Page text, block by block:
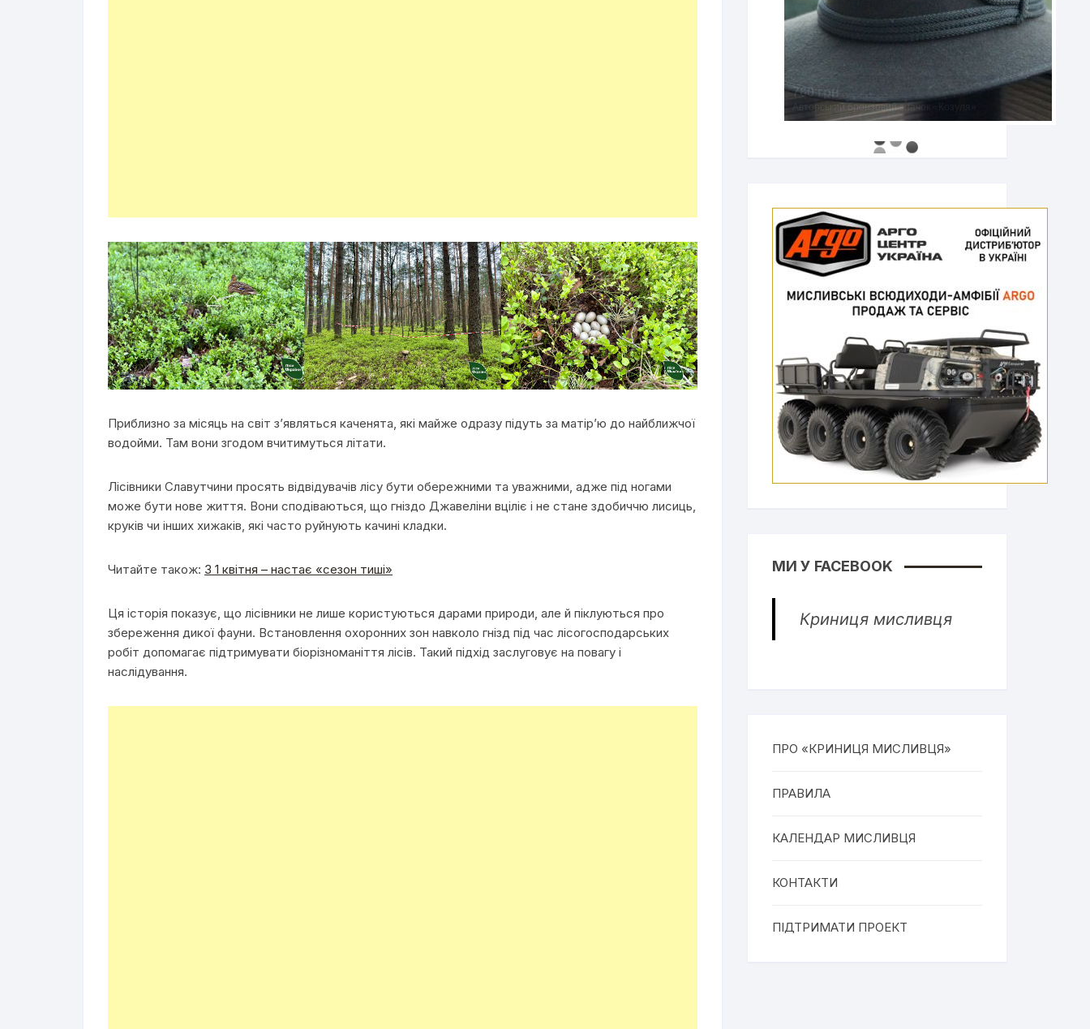
Приблизно за місяць на світ з’являться каченята, які майже одразу підуть за матір’ю до найближчої
водойми. Там вони згодом вчитимуться літати.
Лісівники Славутчини просять відвідувачів лісу бути обережними та уважними, адже під ногами
може бути нове життя. Вони сподіваються, що гніздо Джавеліни вціліє і не стане здобиччю лисиць,
круків чи інших хижаків, які часто руйнують качині кладки.
Читайте також: З 1 квітня – настає «сезон тиші»
Ця історія показує, що лісівники не лише користуються дарами природи, але й піклуються про
збереження дикої фауни. Встановлення охоронних зон навколо гнізд під час лісогосподарських
робіт допомагає підтримувати біорізноманіття лісів. Такий підхід заслуговує на повагу і
наслідування.
760 грн
Авторський бронзовий значок «Козуля»
МИ У FACEBOOK
Криниця мисливця
ПРО «КРИНИЦЯ МИСЛИВЦЯ»
ПРАВИЛА
КАЛЕНДАР МИСЛИВЦЯ
КОНТАКТИ
ПІДТРИМАТИ ПРОЕКТ